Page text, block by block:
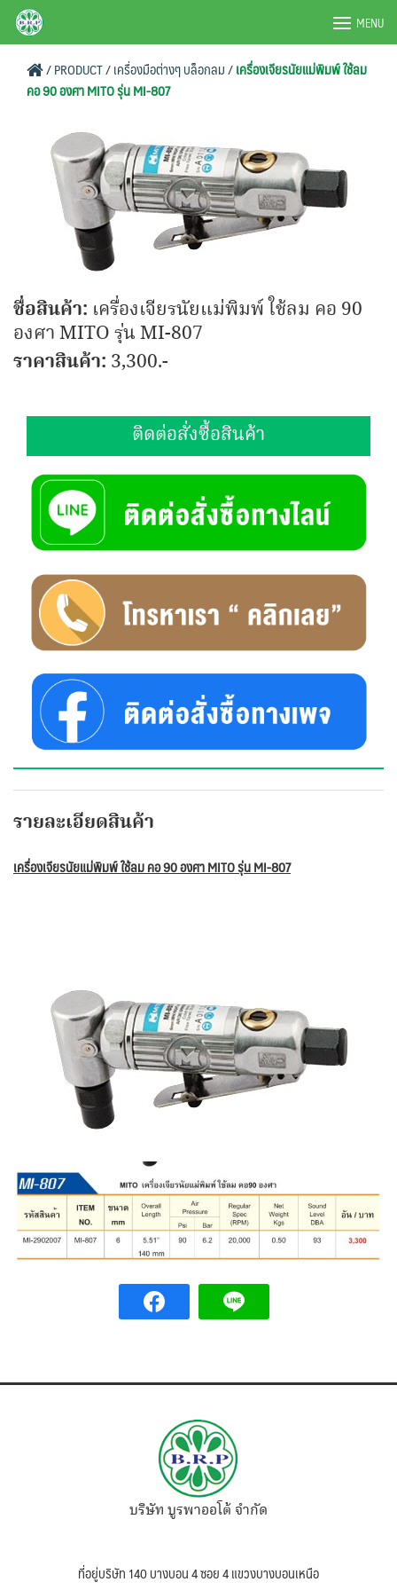
SkipBRPAUTO.COM MENU
/PRODUCT/เครื่องมือต่างๆ บล็อกลม/เครื่องเจียรนัยแม่พิมพ์ ใช้ลม
คอ 90 องศา MITO รุ่น MI-807
ชื่อสินค้า: เครื่องเจียรนัยแม่พิมพ์ ใช้ลม คอ 90
องศา MITO รุ่น MI-807
ราคาสินค้า: 3,300.-
ติดต่อสั่งซื้อสินค้า
รายละเอียดสินค้า
เครื่องเจียรนัยแม่พิมพ์ ใช้ลม คอ 90 องศา MITO รุ่น MI-807
บริษัท บูรพาออโต้ จำกัด
ที่อยู่บริษัท 140 บางบอน 4 ซอย 4 แขวงบางบอนเหนือ